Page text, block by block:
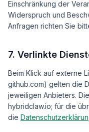
Einschränkung der
Widerspruch und
Anfragen richten Sie
7. Verlinkte
Beim Klick auf externe
github.com) gelten die
jeweiligen Anbieters.
hybridclaw.io; für die
die